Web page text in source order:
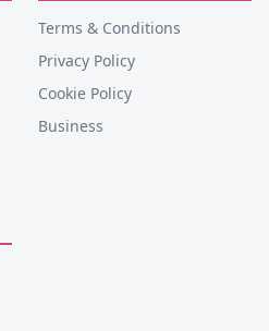
Terms & Conditions
Privacy Policy
Cookie Policy
Business